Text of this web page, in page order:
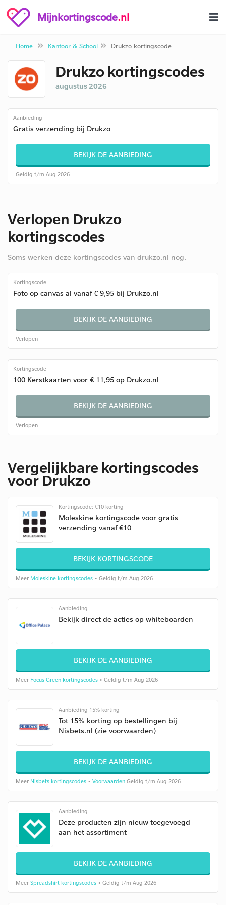
Mijnkortingscode.nl
Home Kantoor & School Drukzo kortingscode
Drukzo kortingscodes
augustus 2026
Aanbieding
Gratis verzending bij Drukzo
BEKIJK DE AANBIEDING
Geldig t/m Aug 2026
Verlopen Drukzo
kortingscodes
Soms werken deze kortingscodes van drukzo.nl nog.
Kortingscode
Foto op canvas al vanaf € 9,95 bij Drukzo.nl
BEKIJK DE AANBIEDING
Verlopen
Kortingscode
100 Kerstkaarten voor € 11,95 op Drukzo.nl
BEKIJK DE AANBIEDING
Verlopen
Vergelijkbare kortingscodes
voor Drukzo
Kortingscode: €10 korting
Moleskine kortingscode voor gratis
verzending vanaf €10
BEKIJK KORTINGSCODE
Meer Moleskine kortingscodes • Geldig t/m Aug 2026
Aanbieding
Bekijk direct de acties op whiteboarden
BEKIJK DE AANBIEDING
Meer Focus Green kortingscodes • Geldig t/m Aug 2026
Aanbieding 15% korting
Tot 15% korting op bestellingen bij
Nisbets.nl (zie voorwaarden)
BEKIJK DE AANBIEDING
Meer Nisbets kortingscodes • Voorwaarden Geldig t/m Aug 2026
Aanbieding
Deze producten zijn nieuw toegevoegd
aan het assortiment
BEKIJK DE AANBIEDING
Meer Spreadshirt kortingscodes • Geldig t/m Aug 2026